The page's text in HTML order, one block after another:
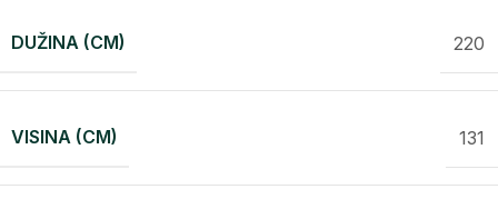
DUŽINA (CM) 220
VISINA (CM) 131